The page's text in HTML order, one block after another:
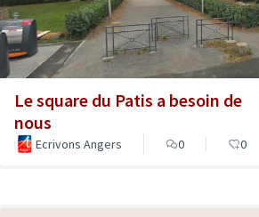
Le square du Patis a besoin de
nous
Ecrivons Angers 0 0